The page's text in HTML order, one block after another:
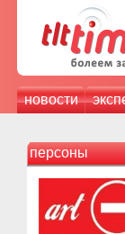
новости
персоны